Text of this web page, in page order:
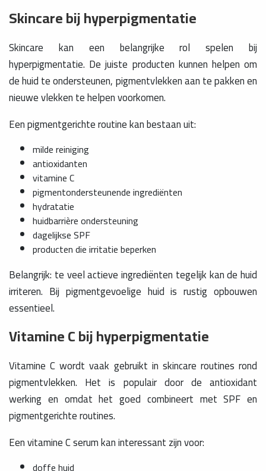
Skincare bij hyperpigmentatie
Skincare kan een belangrijke rol spelen bij
hyperpigmentatie. De juiste producten kunnen helpen om
de huid te ondersteunen, pigmentvlekken aan te pakken en
nieuwe vlekken te helpen voorkomen.
Een pigmentgerichte routine kan bestaan uit:
milde reiniging
antioxidanten
vitamine C
pigmentondersteunende ingrediënten
hydratatie
huidbarrière ondersteuning
dagelijkse SPF
producten die irritatie beperken
Belangrijk: te veel actieve ingrediënten tegelijk kan de huid
irriteren. Bij pigmentgevoelige huid is rustig opbouwen
essentieel.
Vitamine C bij hyperpigmentatie
Vitamine C wordt vaak gebruikt in skincare routines rond
pigmentvlekken. Het is populair door de antioxidant
werking en omdat het goed combineert met SPF en
pigmentgerichte routines.
Een vitamine C serum kan interessant zijn voor: